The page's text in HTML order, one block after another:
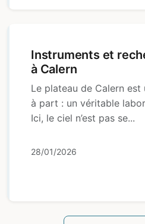
Instruments et
à Calern
Le plateau de Calern
à part : un véritable
Ici, le ciel n’est pas se...
28/01/2026